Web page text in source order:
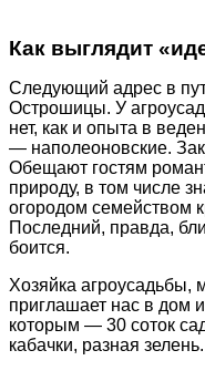
Как выглядит
Следующий адрес в
Острошицы. У
нет, как и опыта в
— наполеоновские.
Обещают гостям
природу, в том числе
огородом семейством
Последний, правда,
боится.
Хозяйка агроусадьбы,
приглашает нас в дом
которым — 30 соток
кабачки, разная